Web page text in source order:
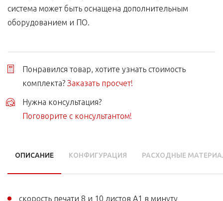
система может быть оснащена дополнительным
оборудованием и ПО.
Понравился товар, хотите узнать стоимость
комплекта? Заказать просчет!
Нужна консультация?
Поговорите с консультантом!
ОПИСАНИЕ КОНФИГУРАЦИЯ РАСХОДНЫЕ
скорость печати 8 и 10 листов А1 в минуту